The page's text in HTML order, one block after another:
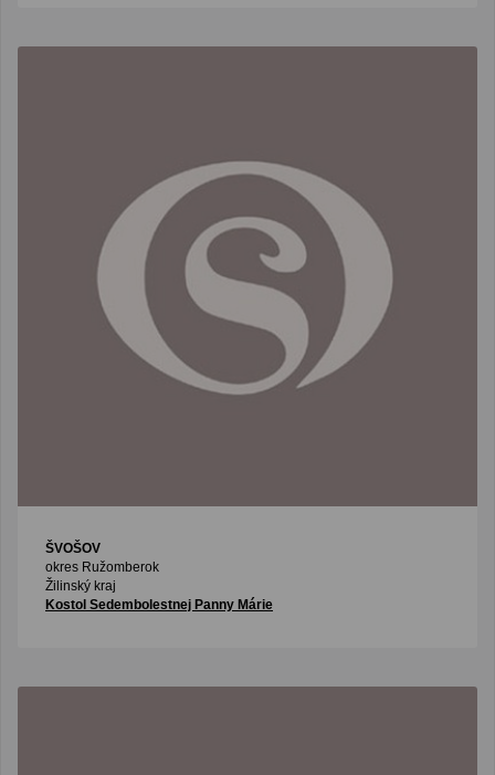
ŠVOŠOV
okres Ružomberok
Žilinský kraj
Kostol Sedembolestnej Panny Márie